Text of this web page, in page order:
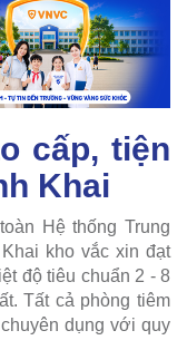
cấp, tiện
Khai
Hệ thống Trung
kho vắc xin đạt
độ tiêu chuẩn 2 - 8
Tất cả phòng tiêm
dụng với quy